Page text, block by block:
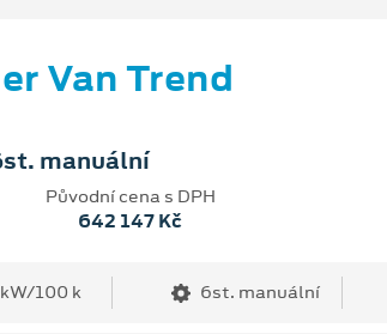
Van Trend
manuální
Původní cena s DPH
642 147 Kč
100 k 6st. manuální